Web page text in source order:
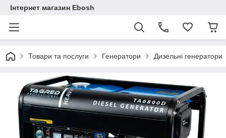
Інтернет магазин Ebosh
Товари та послуги Генератори Дизельні генератори